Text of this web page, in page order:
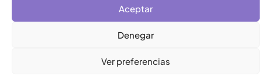
Aceptar
Denegar
Ver preferencias